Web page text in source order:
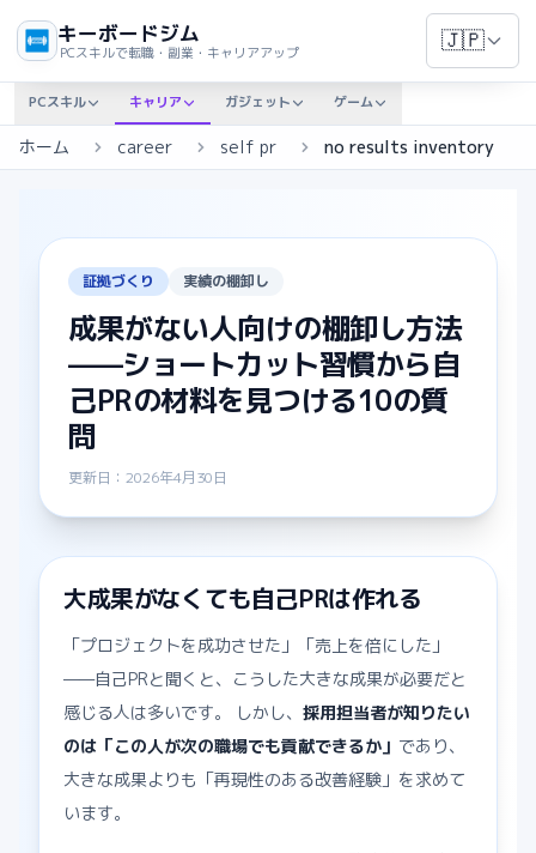
キーボードジム
PCスキルで転職・副業・キャリアアップ 🇯🇵
PCスキル キャリア ガジェット ゲーム
ホーム career self pr no results inventory
証拠づくり 実績の棚卸し
成果がない人向けの棚卸し方法
——ショートカット習慣から自
己PRの材料を見つける10の質
問
更新日：2026年4月30日
大成果がなくても自己PRは作れる
「プロジェクトを成功させた」「売上を倍にした」
——自己PRと聞くと、こうした大きな成果が必要だと
感じる人は多いです。 しかし、 採用担当者が知りたい
のは「この人が次の職場でも貢献できるか」 であり、
大きな成果よりも「再現性のある改善経験」を求めて
います。